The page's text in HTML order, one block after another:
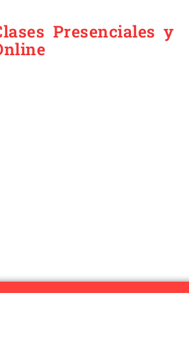
Presenciales y